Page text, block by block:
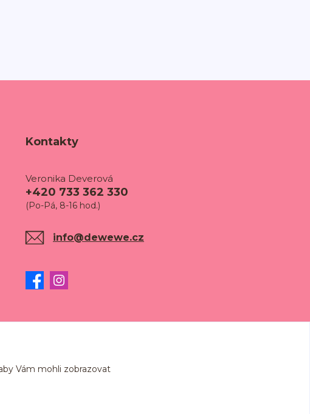
Kontakty
Veronika Deverová
+420 733 362 330
(Po-Pá, 8-16 hod.)
info@dewewe.cz
Vám mohli zobrazovat